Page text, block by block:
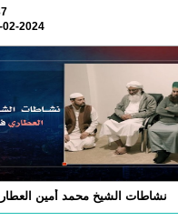
2024
نشاطات الشيخ محمد أمين